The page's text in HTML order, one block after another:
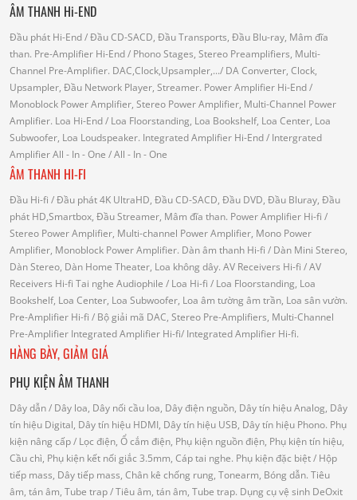
ÂM THANH Hi-END
Đầu phát Hi-End/ Đầu CD-SACD, Đầu Transports, Đầu Blu-ray, Mâm đĩa
than. Pre-Amplifier Hi-End/ Phono Stages, Stereo Preamplifiers, Multi-
Channel Pre-Amplifier. DAC,Clock,Upsampler,.../ DA Converter, Clock,
Upsampler, Đầu Network Player, Streamer. Power Amplifier Hi-End/
Monoblock Power Amplifier, Stereo Power Amplifier, Multi-Channel Power
Amplifier. Loa Hi-End/ Loa Floorstanding, Loa Bookshelf, Loa Center, Loa
Subwoofer, Loa Loudspeaker. Integrated Amplifier Hi-End/ Intergrated
AmplifierAll - In - One / All - In - One
ÂM THANH HI-FI
Đầu Hi-fi / Đầu phát 4K UltraHD, Đầu CD-SACD, Đầu DVD, Đầu Bluray, Đầu
phát HD,Smartbox, Đầu Streamer, Mâm đĩa than. Power Amplifier Hi-fi /
Stereo Power Amplifier, Multi-channel Power Amplifier, Mono Power
Amplifier, Monoblock Power Amplifier. Dàn âm thanh Hi-fi / Dàn Mini Stereo,
Dàn Stereo, Dàn Home Theater, Loa không dây. AV Receivers Hi-fi / AV
Receivers Hi-fi Tai nghe Audiophile / Loa Hi-fi / Loa Floorstanding, Loa
Bookshelf, Loa Center, Loa Subwoofer, Loa âm tường âm trần, Loa sân vườn.
Pre-Amplifier Hi-fi / Bộ giải mã DAC, Stereo Pre-Amplifiers, Multi-Channel
Pre-Amplifier Integrated Amplifier Hi-fi/ Integrated Amplifier Hi-fi.
HÀNG BÀY, GIẢM GIÁ
PHỤ KIỆN ÂM THANH
Dây dẫn/ Dây loa, Dây nối cầu loa, Dây điện nguồn, Dây tín hiệu Analog, Dây
tín hiệu Digital, Dây tín hiệu HDMI, Dây tín hiệu USB, Dây tín hiệu Phono. Phụ
kiện nâng cấp/ Lọc điện, Ổ cắm điện, Phụ kiện nguồn điện, Phụ kiện tín hiệu,
Cầu chì, Phụ kiện kết nối giắc 3.5mm, Cáp tai nghe. Phụ kiện đặc biệt/ Hộp
tiếp mass, Dây tiếp mass, Chân kê chống rung, Tonearm, Bóng dẫn. Tiêu
âm, tán âm, Tube trap/ Tiêu âm, tán âm, Tube trap. Dụng cụ vệ sinh DeOxit